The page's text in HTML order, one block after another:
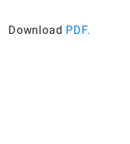
Download PDF.